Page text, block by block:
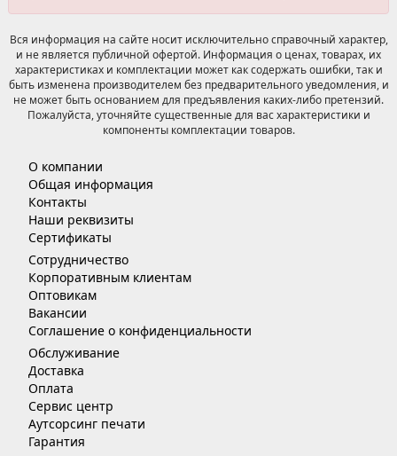
Вся информация на сайте носит исключительно справочный характер,
и не является публичной офертой. Информация о ценах, товарах, их
характеристиках и комплектации может как содержать ошибки, так и
быть изменена производителем без предварительного уведомления, и
не может быть основанием для предъявления каких-либо претензий.
Пожалуйста, уточняйте существенные для вас характеристики и
компоненты комплектации товаров.
О компании
Общая информация
Контакты
Наши реквизиты
Сертификаты
Сотрудничество
Корпоративным клиентам
Оптовикам
Вакансии
Соглашение о конфиденциальности
Обслуживание
Доставка
Оплата
Сервис центр
Аутсорсинг печати
Гарантия